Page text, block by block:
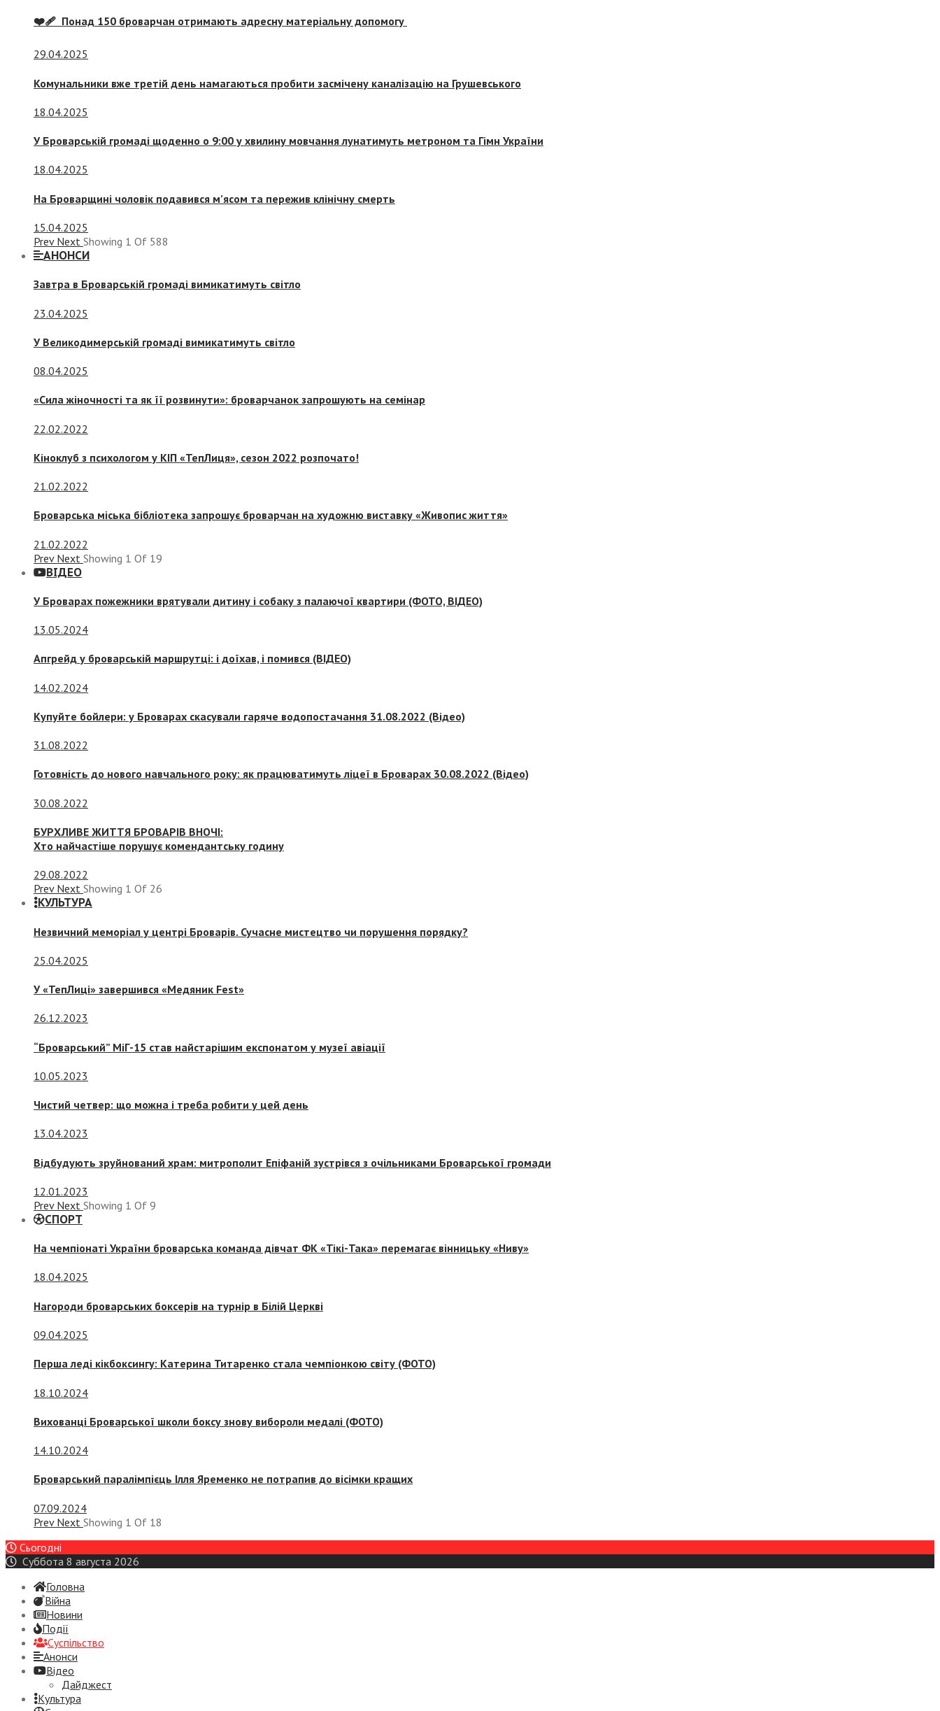
❤️‍🩹 Понад 150 броварчан отримають адресну матеріальну допомогу
29.04.2025
Комунальники вже третій день намагаються пробити засмічену каналізацію на Грушевського
18.04.2025
У Броварській громаді щоденно о 9:00 у хвилину мовчання лунатимуть метроном та Гімн України
18.04.2025
На Броварщині чоловік подавився м’ясом та пережив клінічну смерть
15.04.2025
Prev Next Showing 1 Of 588
АНОНСИ
Завтра в Броварській громаді вимикатимуть світло
23.04.2025
У Великодимерській громаді вимикатимуть світло
08.04.2025
«Сила жіночності та як її розвинути»: броварчанок запрошують на семінар
22.02.2022
Кіноклуб з психологом у КІП «ТепЛиця», сезон 2022 розпочато!
21.02.2022
Броварська міська бібліотека запрошує броварчан на художню виставку «Живопис життя»
21.02.2022
Prev Next Showing 1 Of 19
ВІДЕО
У Броварах пожежники врятували дитину і собаку з палаючої квартири (ФОТО, ВІДЕО)
13.05.2024
Апгрейд у броварській маршрутці: і доїхав, і помився (ВІДЕО)
14.02.2024
Купуйте бойлери: у Броварах скасували гаряче водопостачання 31.08.2022 (Відео)
31.08.2022
Готовність до нового навчального року: як працюватимуть ліцеї в Броварах 30.08.2022 (Відео)
30.08.2022
БУРХЛИВЕ ЖИТТЯ БРОВАРІВ ВНОЧІ:
Хто найчастіше порушує комендантську годину
29.08.2022
Prev Next Showing 1 Of 26
КУЛЬТУРА
Незвичний меморіал у центрі Броварів. Сучасне мистецтво чи порушення порядку?
25.04.2025
У «ТепЛиці» завершився «Медяник Fest»
26.12.2023
“Броварський” МіГ-15 став найстарішим експонатом у музеї авіації
10.05.2023
Чистий четвер: що можна і треба робити у цей день
13.04.2023
Відбудують зруйнований храм: митрополит Епіфаній зустрівся з очільниками Броварської громади
12.01.2023
Prev Next Showing 1 Of 9
СПОРТ
На чемпіонаті України броварська команда дівчат ФК «Тікі-Така» перемагає вінницьку «Ниву»
18.04.2025
Нагороди броварських боксерів на турнір в Білій Церкві
09.04.2025
Перша леді кікбоксингу: Катерина Титаренко стала чемпіонкою світу (ФОТО)
18.10.2024
Вихованці Броварської школи боксу знову вибороли медалі (ФОТО)
14.10.2024
Броварський паралімпієць Ілля Яременко не потрапив до вісімки кращих
07.09.2024
Prev Next Showing 1 Of 18
Сьогодні
Суббота 8 августа 2026
Головна
Війна
Новини
Події
Суспiльство
Анонси
Відео
Дайджест
Культура